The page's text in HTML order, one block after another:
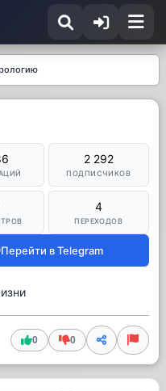
2 292
ПОДПИСЧИКОВ
4
ПЕРЕХОДОВ
Перейти в Telegram
0 0